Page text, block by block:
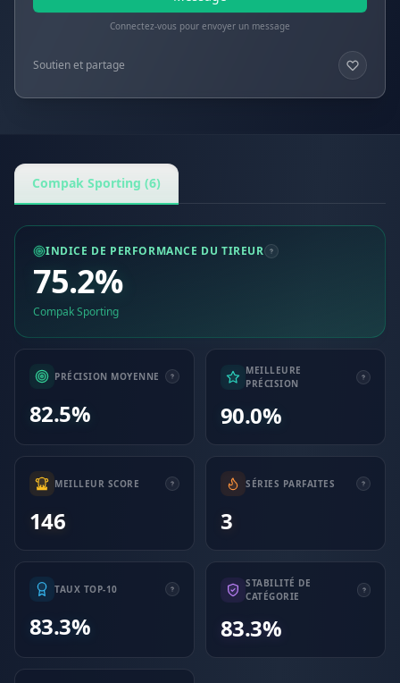
Connectez-vous pour envoyer un message
Soutien et partage
Compak Sporting (6)
INDICE DE PERFORMANCE DU TIREUR
75.2%
Compak Sporting
PRÉCISION MOYENNE
82.5%
MEILLEURE
PRÉCISION
90.0%
MEILLEUR SCORE
146
SÉRIES PARFAITES
3
TAUX TOP-10
83.3%
STABILITÉ DE
CATÉGORIE
83.3%